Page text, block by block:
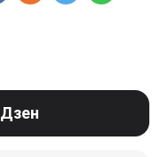
Дзен